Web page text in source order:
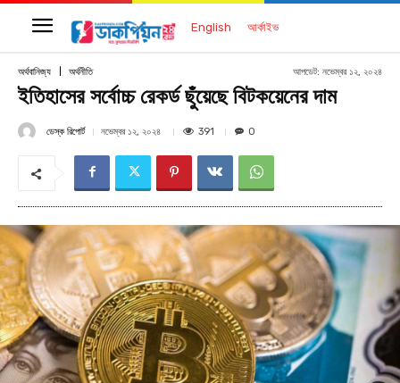
English আর্কাইভ
অর্থবানিজ্য অর্থনীতি আপডেট: নভেম্বর ১২, ২০২৪
ইতিহাসের সর্বোচ্চ রেকর্ড ছুঁয়েছে বিটকয়েনের দাম
ডেস্ক রিপোর্ট নভেম্বর ১২, ২০২৪ 391 0